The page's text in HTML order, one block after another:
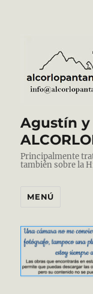
Agustín y
Principalmente
también sobre la
MENÚ